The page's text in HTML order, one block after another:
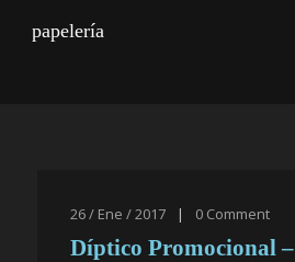
papelería
26 / Ene / 2017 | 0 Comment
Díptico Promocional –